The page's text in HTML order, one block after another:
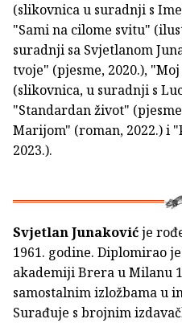
(slikovnica u suradnji s
"Sami na cilome svitu"
suradnji sa Svjetlanom
tvoje" (pjesme, 2020.),
(slikovnica, u suradnji s
"Standardan život"
Marijom" (roman, 2022.) i
2023.).
Svjetlan Junakovićje
1961. godine. Diplomirao
akademiji Brera u Milanu
samostalnim izložbama u
Surađuje s brojnim